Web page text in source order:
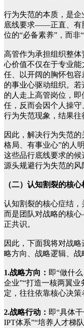
行为失范的本质，是
底线要求——正直、有
位的“必备素养”，而非“
高管作为承担组织整
心价值不仅在于专业
任、以开阔的胸怀包
的事业心驱动组织。
的人走上高管岗位，
任，反而会因个人操
行为失范现象，结果往
因此，解决行为失范
格局、有事业心”的人
这些品行底线要求的
源头规避行为失范的风
（二）认知割裂的核
认知割裂的核心症结，
而是团队对战略的核
正共识。
因此，下面我将对战
略方向、战略逻辑、
1.战略方向： 即“做什
企业”“打造一核两翼
定，往往依靠核心决策
2.战略行动： 即“具体
IPT体系”“培养人才梯